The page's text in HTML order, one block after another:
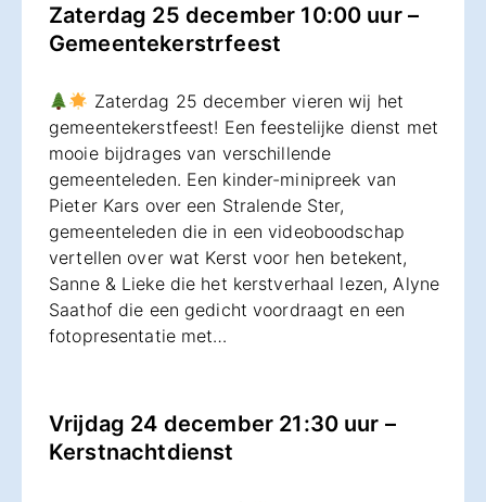
Zaterdag 25 december 10:00 uur –
Gemeentekerstrfeest
Zaterdag 25 december vieren wij het
gemeentekerstfeest! Een feestelijke dienst met
mooie bijdrages van verschillende
gemeenteleden. Een kinder-minipreek van
Pieter Kars over een Stralende Ster,
gemeenteleden die in een videoboodschap
vertellen over wat Kerst voor hen betekent,
Sanne & Lieke die het kerstverhaal lezen, Alyne
Saathof die een gedicht voordraagt en een
fotopresentatie met…
Vrijdag 24 december 21:30 uur –
Kerstnachtdienst